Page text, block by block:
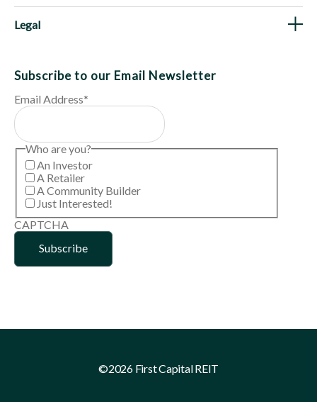
Legal
Subscribe to our Email Newsletter
Email Address*
Who are you?
An Investor
A Retailer
A Community Builder
Just Interested!
CAPTCHA
©2026 First Capital REIT